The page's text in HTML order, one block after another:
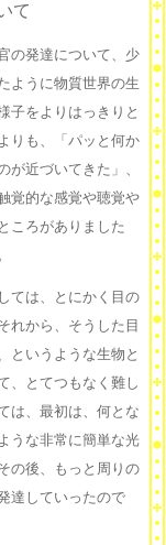
て
の発達について、少
ように物質世界の生
子をよりはっきりと
りも、「パッと何か
が近づいてきた」、
覚的な感覚や聴覚や
ころがありました
ては、とにかく目の
れから、そうした目
というような生物と
、とてつもなく難し
は、最初は、何とな
うな非常に簡単な光
の後、もっと周りの
達していったので